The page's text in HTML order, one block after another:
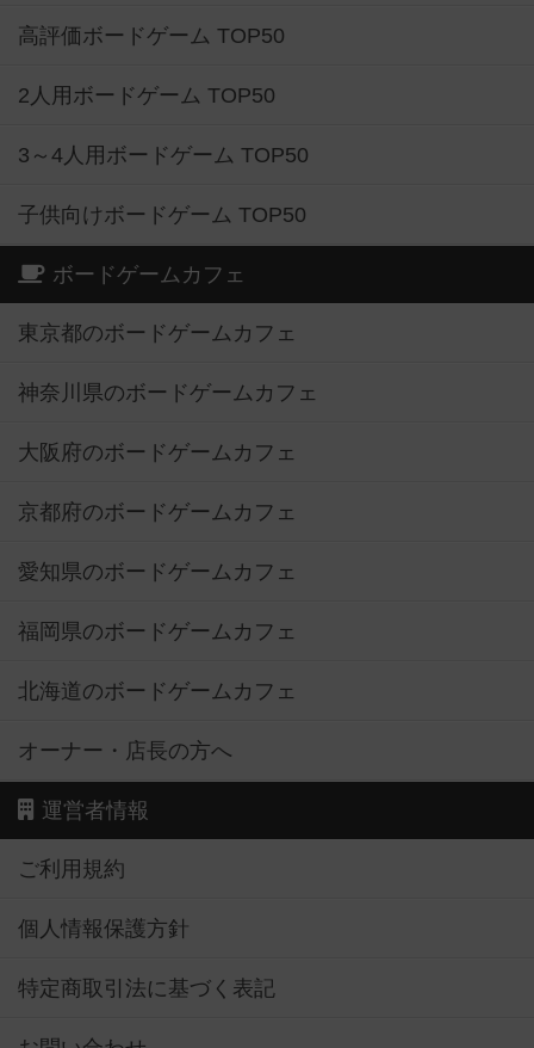
高評価ボードゲーム TOP50
2人用ボードゲーム TOP50
3～4人用ボードゲーム TOP50
子供向けボードゲーム TOP50
ボードゲームカフェ
東京都のボードゲームカフェ
神奈川県のボードゲームカフェ
大阪府のボードゲームカフェ
京都府のボードゲームカフェ
愛知県のボードゲームカフェ
福岡県のボードゲームカフェ
北海道のボードゲームカフェ
オーナー・店長の方へ
運営者情報
ご利用規約
個人情報保護方針
特定商取引法に基づく表記